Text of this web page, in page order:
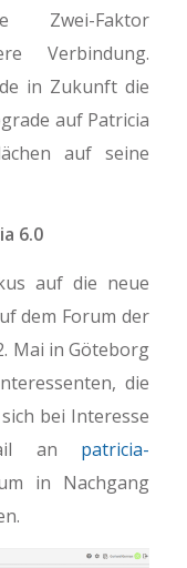
Zwei-Faktor
Verbindung.
in Zukunft die
auf Patricia
auf seine
6.0
auf die neue
dem Forum der
Mai in Göteborg
die
bei Interesse
an patricia-
in Nachgang